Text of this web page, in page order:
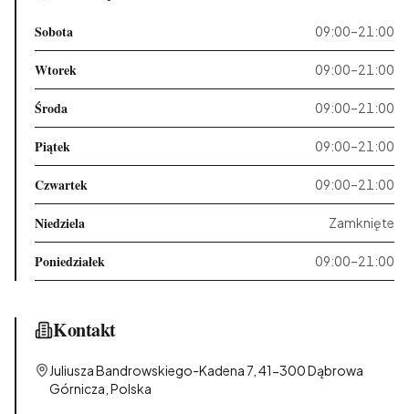
Sobota 09:00–21:00
Wtorek 09:00–21:00
Środa 09:00–21:00
Piątek 09:00–21:00
Czwartek 09:00–21:00
Niedziela Zamknięte
Poniedziałek 09:00–21:00
Kontakt
Juliusza Bandrowskiego-Kadena 7, 41-300 Dąbrowa
Górnicza, Polska